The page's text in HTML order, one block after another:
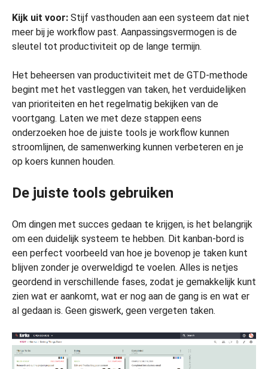
Kijk uit voor: Stijf vasthouden aan een systeem dat niet
meer bij je workflow past. Aanpassingsvermogen is de
sleutel tot productiviteit op de lange termijn.
Het beheersen van productiviteit met de GTD-methode
begint met het vastleggen van taken, het verduidelijken
van prioriteiten en het regelmatig bekijken van de
voortgang. Laten we met deze stappen eens
onderzoeken hoe de juiste tools je workflow kunnen
stroomlijnen, de samenwerking kunnen verbeteren en je
op koers kunnen houden.
De juiste tools gebruiken
Om dingen met succes gedaan te krijgen, is het belangrijk
om een duidelijk systeem te hebben. Dit kanban-bord is
een perfect voorbeeld van hoe je bovenop je taken kunt
blijven zonder je overweldigd te voelen. Alles is netjes
geordend in verschillende fases, zodat je gemakkelijk kunt
zien wat er aankomt, wat er nog aan de gang is en wat er
al gedaan is. Geen giswerk, geen vergeten taken.